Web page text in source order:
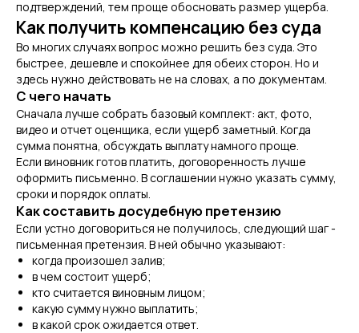
подтверждений, тем проще обосновать размер ущерба.
Как получить компенсацию без суда
Во многих случаях вопрос можно решить без суда. Это
быстрее, дешевле и спокойнее для обеих сторон. Но и
здесь нужно действовать не на словах, а по документам.
С чего начать
Сначала лучше собрать базовый комплект: акт, фото,
видео и отчет оценщика, если ущерб заметный. Когда
сумма понятна, обсуждать выплату намного проще.
Если виновник готов платить, договоренность лучше
оформить письменно. В соглашении нужно указать сумму,
сроки и порядок оплаты.
Как составить досудебную претензию
Если устно договориться не получилось, следующий шаг -
письменная претензия. В ней обычно указывают:
когда произошел залив;
в чем состоит ущерб;
кто считается виновным лицом;
какую сумму нужно выплатить;
в какой срок ожидается ответ.